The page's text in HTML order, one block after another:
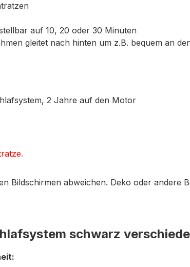
auf 10, 20 oder 30 Minuten
gleitet nach hinten um z.B. bequem an
2 Jahre auf den Motor
Bildschirmen abweichen. Deko oder andere
schwarz